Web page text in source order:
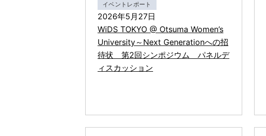
イベントレポート
2026年5月27日
WiDS TOKYO @ Otsuma Women’s
University～Next Generationへの招
待状 第2回シンポジウム パネルデ
ィスカッション